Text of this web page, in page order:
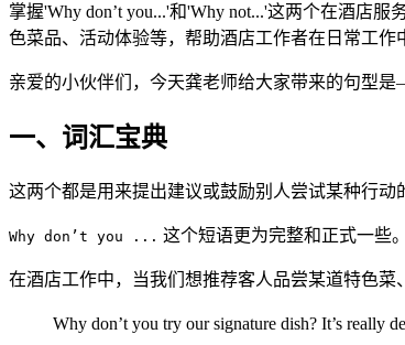
掌握'Why don’t you...'和'Why not...'这两个在酒店
色菜品、活动体验等，帮助酒店工作者在日常工作
亲爱的小伙伴们，今天龚老师给大家带来的句型
一、词汇宝典
这两个都是用来提出建议或鼓励别人尝试某种行动
Why don’t you ... 这个短语更为完整和正式一些
在酒店工作中，当我们想推荐客人品尝某道特色菜
Why don’t you try our signature dish? It’s